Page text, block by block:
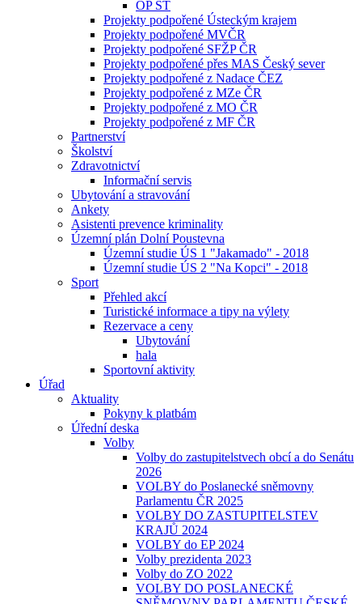
OP ST
Projekty podpořené Ústeckým krajem
Projekty podpořené MVČR
Projekty podpořené SFŽP ČR
Projekty podpořené přes MAS Český sever
Projekty podpořené z Nadace ČEZ
Projekty podpořené z MZe ČR
Projekty podpořené z MO ČR
Projekty podpořené z MF ČR
Partnerství
Školství
Zdravotnictví
Informační servis
Ubytování a stravování
Ankety
Asistenti prevence kriminality
Územní plán Dolní Poustevna
Územní studie ÚS 1 "Jakamado" - 2018
Územní studie ÚS 2 "Na Kopci" - 2018
Sport
Přehled akcí
Turistické informace a tipy na výlety
Rezervace a ceny
Ubytování
hala
Sportovní aktivity
Úřad
Aktuality
Pokyny k platbám
Úřední deska
Volby
Volby do zastupitelstvech obcí a do Senátu
2026
VOLBY do Poslanecké sněmovny
Parlamentu ČR 2025
VOLBY DO ZASTUPITELSTEV
KRAJŮ 2024
VOLBY do EP 2024
Volby prezidenta 2023
Volby do ZO 2022
VOLBY DO POSLANECKÉ